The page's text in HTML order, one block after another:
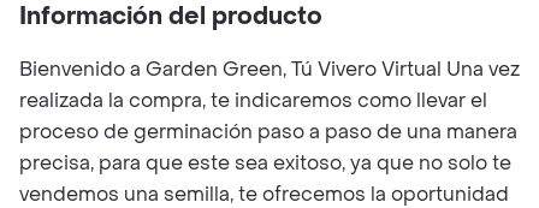
Información del producto
Bienvenido a Garden Green, Tú Vivero Virtual Una vez
realizada la compra, te indicaremos como llevar el
proceso de germinación paso a paso de una manera
precisa, para que este sea exitoso, ya que no solo te
vendemos una semilla, te ofrecemos la oportunidad